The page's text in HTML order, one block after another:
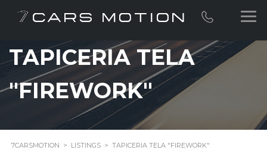
TAPICERIA TELA
"FIREWORK"
7CARSMOTION > LISTINGS > TAPICERIA TELA "FIREWORK"